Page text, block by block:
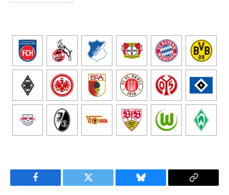
Facebook Twitter Bluesky
Copy